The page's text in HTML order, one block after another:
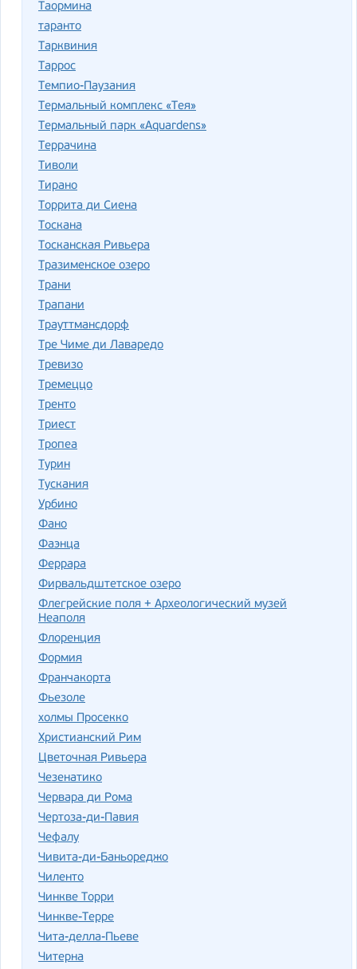
Таормина
таранто
Тарквиния
Таррос
Темпио-Паузания
Термальный комплекс «Тея»
Термальный парк «Aquardens»
Террачина
Тиволи
Тирано
Торрита ди Сиена
Тоскана
Тосканская Ривьера
Тразименское озеро
Трани
Трапани
Трауттмансдорф
Тре Чиме ди Лаваредо
Тревизо
Тремеццо
Тренто
Триест
Тропеа
Турин
Тускания
Урбино
Фано
Фаэнца
Феррара
Фирвальдштетское озеро
Флегрейские поля + Археологический музей
Неаполя
Флоренция
Формия
Франчакорта
Фьезоле
холмы Просекко
Христианский Рим
Цветочная Ривьера
Чезенатико
Червара ди Рома
Чертоза-ди-Павия
Чефалу
Чивита-ди-Баньореджо
Чиленто
Чинкве Торри
Чинкве-Терре
Чита-делла-Пьеве
Читерна